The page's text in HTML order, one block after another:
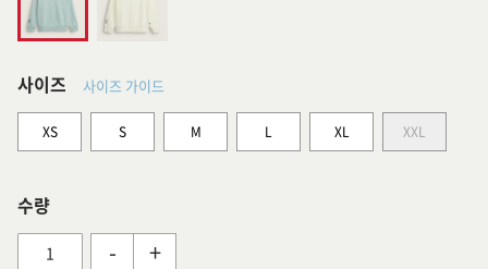
사이즈 사이즈 가이드
XS S M L XL XXL
수량
- +